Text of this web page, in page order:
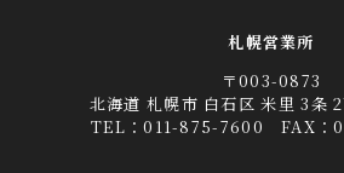
札幌営業所
〒003-0873
北海道 札幌市 白石区 米里 3条
TEL：011-875-7600 FAX：